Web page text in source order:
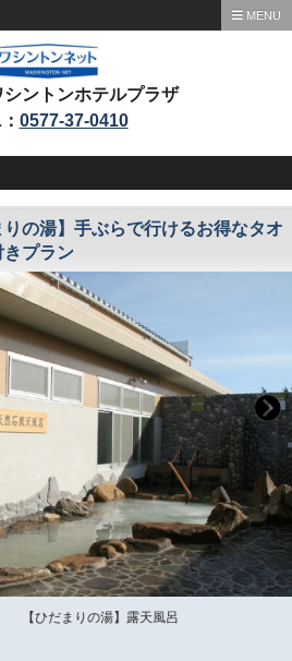
MENU
ントンホテルプラザ
0577-37-0410
の湯】手ぶらで行けるお得なタオ
きプラン
まりの湯】露天風呂